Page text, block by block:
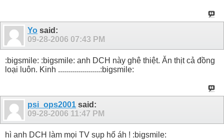
Yo said:
09-28-2006 07:43 PM
:bigsmile: :bigsmile: anh DCH này ghê thiệt. Ăn thịt cả đồng
loại luôn. Kinh .....................:bigsmile:
psi_ops2001 said:
09-28-2006 11:47 PM
hì anh DCH làm mọi TV sụp hố áh ! :bigsmile: